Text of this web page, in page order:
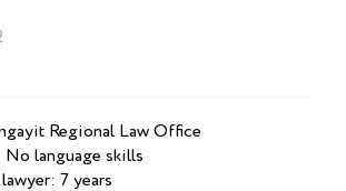
Regional Law Office
No language skills
7 years